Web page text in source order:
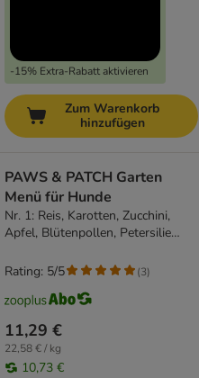
-15% Extra-Rabatt aktivieren
Zum Warenkorb
hinzufügen
PAWS & PATCH Garten
Menü für Hunde
Nr. 1: Reis, Karotten, Zucchini,
Apfel, Blütenpollen, Petersilie
11,29 €
22,58 € / kg
10,73 €
Rating: 5/5 (3)